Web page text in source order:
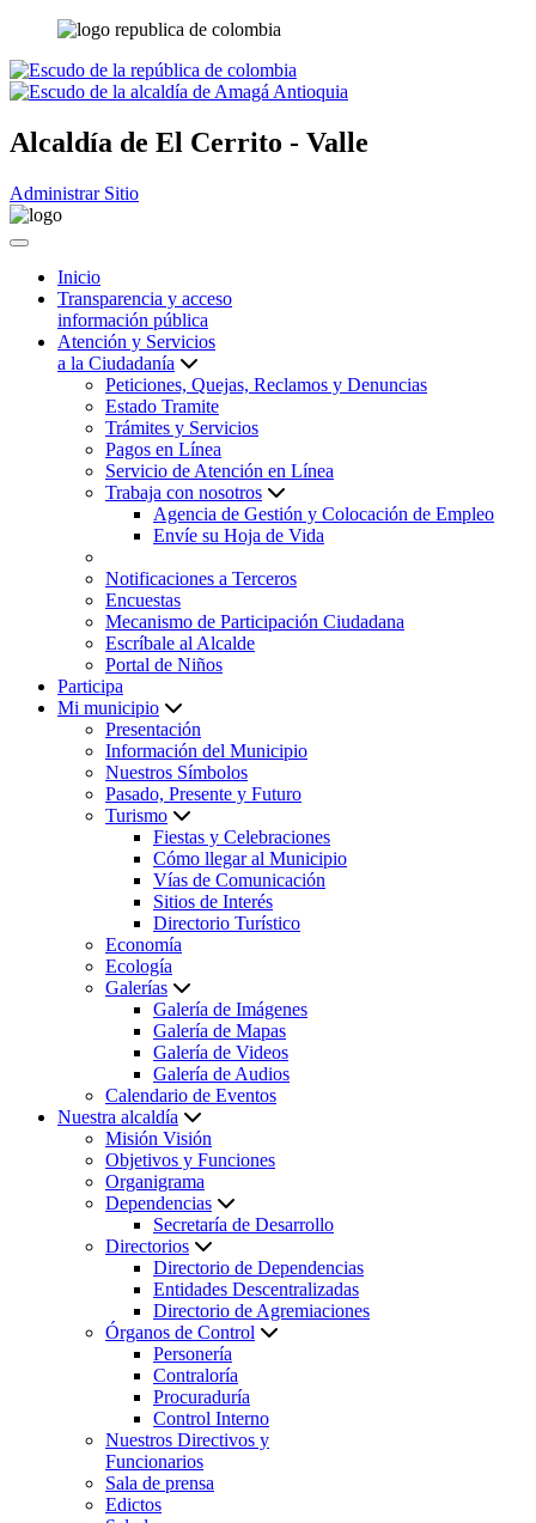
Alcaldía de El Cerrito - Valle
Administrar Sitio
Inicio
Transparencia y acceso
información pública
Atención y Servicios
a la Ciudadanía
Peticiones, Quejas, Reclamos y Denuncias
Estado Tramite
Trámites y Servicios
Pagos en Línea
Servicio de Atención en Línea
Trabaja con nosotros
Agencia de Gestión y Colocación de Empleo
Envíe su Hoja de Vida
Notificaciones a Terceros
Encuestas
Mecanismo de Participación Ciudadana
Escríbale al Alcalde
Portal de Niños
Participa
Mi municipio
Presentación
Información del Municipio
Nuestros Símbolos
Pasado, Presente y Futuro
Turismo
Fiestas y Celebraciones
Cómo llegar al Municipio
Vías de Comunicación
Sitios de Interés
Directorio Turístico
Economía
Ecología
Galerías
Galería de Imágenes
Galería de Mapas
Galería de Videos
Galería de Audios
Calendario de Eventos
Nuestra alcaldía
Misión Visión
Objetivos y Funciones
Organigrama
Dependencias
Secretaría de Desarrollo
Directorios
Directorio de Dependencias
Entidades Descentralizadas
Directorio de Agremiaciones
Órganos de Control
Personería
Contraloría
Procuraduría
Control Interno
Nuestros Directivos y
Funcionarios
Sala de prensa
Edictos